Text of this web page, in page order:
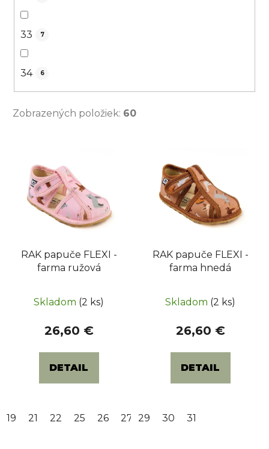
33 7
34 6
Zobrazených položiek: 60
RAK papuče FLEXI -
farma ružová
Skladom (2 ks)
26,60 €
DETAIL
19 21 22 25 26 27 28 30
RAK papuče FLEXI -
farma hnedá
Skladom (2 ks)
26,60 €
DETAIL
29 30 31